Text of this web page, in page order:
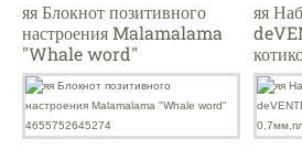
яя Блокнот позитивного
настроения Malamalama
"Whale word"
4655752645274
яя
лист.